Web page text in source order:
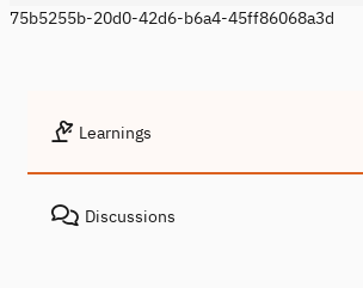
75b5255b-20d0-42d6-b6a4-45ff86068a3d
Learnings
Discussions